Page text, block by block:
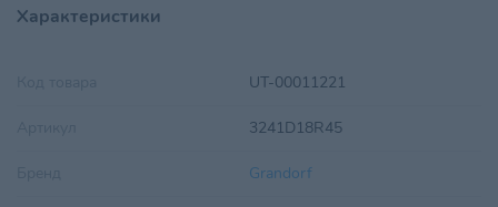
Характеристики
UT-00011221
3241D18R45
Grandorf